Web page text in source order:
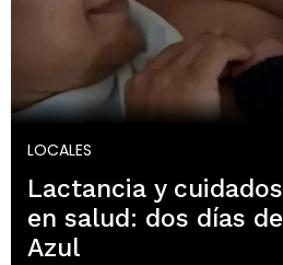
LOCALES
Lactancia y
en salud: dos días
Azul